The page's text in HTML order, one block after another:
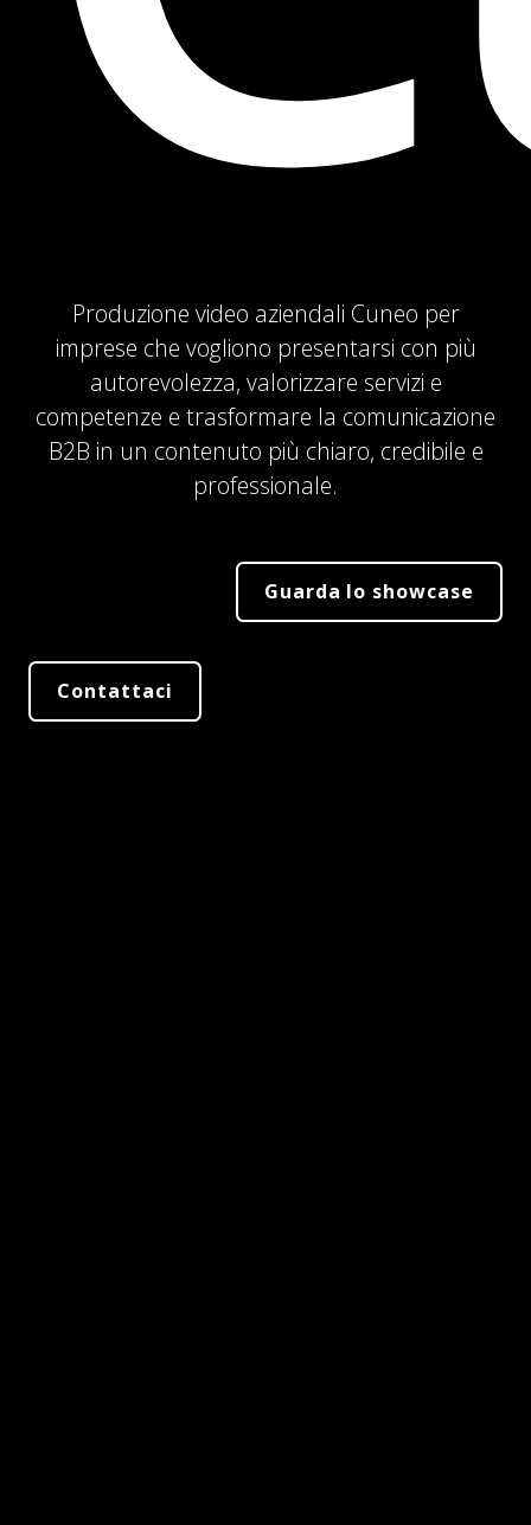
Produzione video aziendali Cuneo per
imprese che vogliono presentarsi con più
autorevolezza, valorizzare servizi e
competenze e trasformare la comunicazione
B2B in un contenuto più chiaro, credibile e
professionale.
Guarda lo showcase
Contattaci